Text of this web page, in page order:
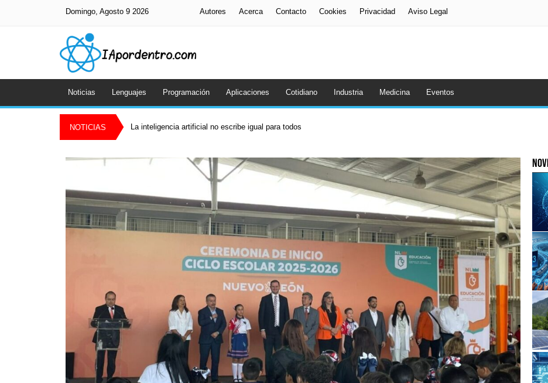
Domingo, Agosto 9 2026 Autores Acerca Contacto Cookies Privacidad Aviso Legal
Noticias Lenguajes Programación Aplicaciones Cotidiano Industria Medicina Eventos
NOTICIAS La inteligencia artificial no escribe igual para todos